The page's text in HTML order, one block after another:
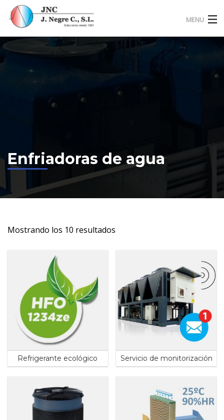
MENU
Productos
Proyectos singulares
Clientes
Español
Enfriadoras de agua
Mostrando los 10 resultados
Refrigerante ecológico Servicio de monitorización